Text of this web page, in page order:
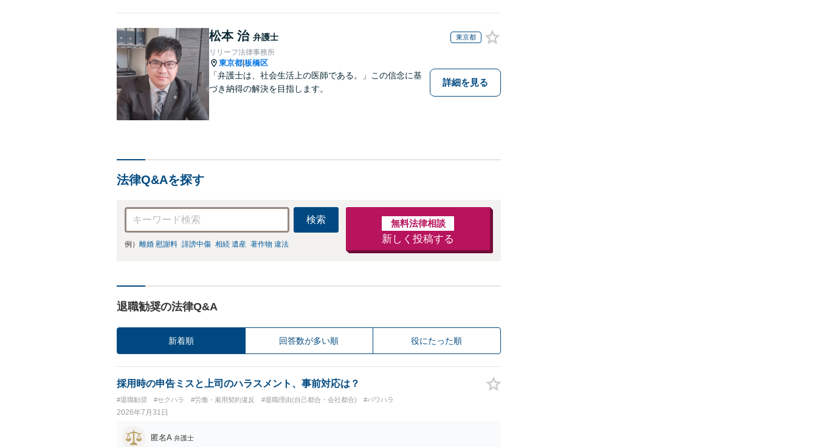
松本 治 弁護士 東京都
リリーフ法律事務所
東京都 板橋区
「弁護士は、社会生活上の医師である。」この信念に基
づき納得の解決を目指します。
詳細を見る
法律Q&Aを探す
検索
例） 離婚 慰謝料 誹謗中傷 相続 遺産 著作物 違法
無料法律相談
新しく投稿する
退職勧奨の法律Q&A
新着順 回答数が多い順 役にたった順
採用時の申告ミスと上司のハラスメント、事前対応は？
#退職勧奨 #セクハラ #労働・雇用契約違反 #退職理由(自己都合・会社都合) #パワハラ
2026年7月31日
匿名A 弁護士